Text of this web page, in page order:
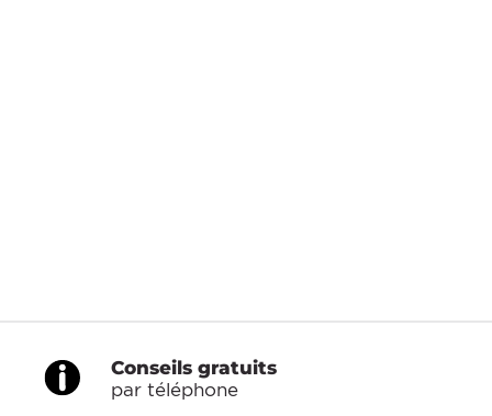
Conseils gratuits
par téléphone